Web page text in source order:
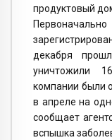
продуктовый
декабря
уничтожили
компании были
в апреле на
сообщает
вспышка